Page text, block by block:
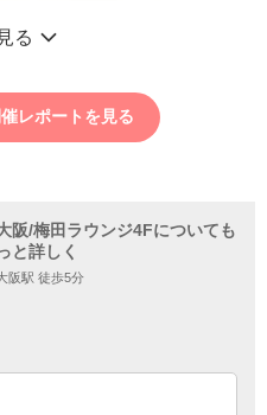
3 4
♪／
る
レポートを見る
阪/梅田ラウンジ4Fについても
と詳しく
阪駅 徒歩5分